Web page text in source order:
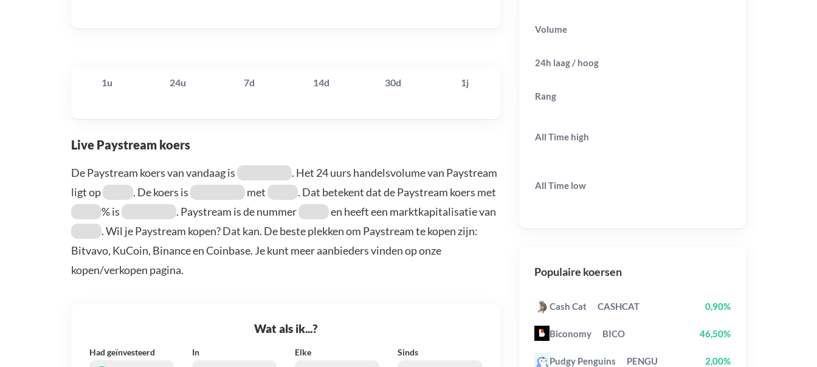
1u 24u 7d 14d 30d 1j
Live Paystream koers
De Paystream koers van vandaag is
. Het 24 uurs handelsvolume van Paystream
ligt op
. De koers is met
. Dat betekent dat de Paystream koers met
% is
. Paystream is de nummer
en heeft een marktkapitalisatie van
. Wil je Paystream kopen? Dat kan. De beste plekken om Paystream te kopen zijn:
Bitvavo, KuCoin, Binance en Coinbase. Je kunt meer aanbieders vinden op onze
kopen/verkopen pagina.
Wat als ik...?
Had geïnvesteerd In Elke Sinds
Volume
24h laag / hoog
Rang
All Time high
All Time low
Populaire koersen
Cash Cat CASHCAT 0,90%
Biconomy BICO 46,50%
Pudgy Penguins PENGU 2,00%